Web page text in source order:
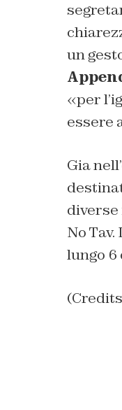
un
«per
essere
Gia
No
lungo 6